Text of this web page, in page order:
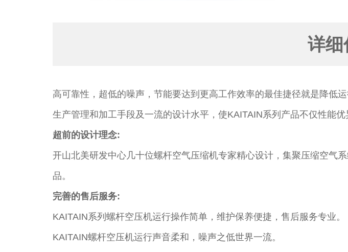
详细
高可靠性，超低的噪声，节能要达到更高工作效率的最佳捷径就是降低
生产管理和加工手段及一流的设计水平，使KAITAIN系列产品不仅性能
超前的设计理念:
开山北美研发中心几十位螺杆空气压缩机专家精心设计，集聚压缩空气
品。
完善的售后服务:
KAITAIN系列螺杆空压机运行操作简单，维护保养便捷，售后服务专业。
KAITAIN螺杆空压机运行声音柔和，噪声之低世界一流。